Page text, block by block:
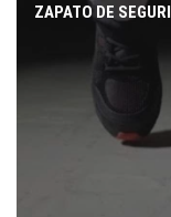
ZAPATO DE